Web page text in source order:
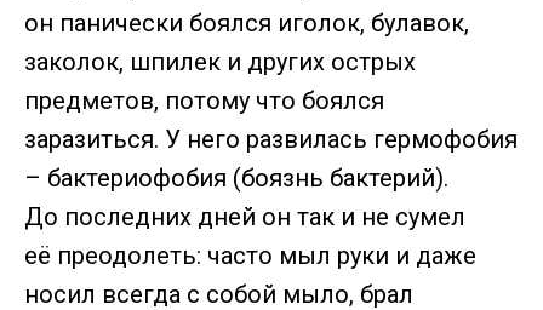
он панически боялся иголок, булавок,
заколок, шпилек и других острых
предметов, потому что боялся
заразиться. У него развилась гермофобия
– бактериофобия (боязнь бактерий).
До последних дней он так и не сумел
её преодолеть: часто мыл руки и даже
носил всегда с собой мыло, брал